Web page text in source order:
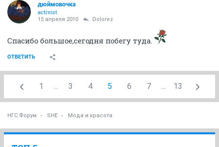
дюймовочка
activist
15 апреля 2010 Dolorez
Спасибо большое,сегодня побегу туда.
ОТВЕТИТЬ
1 ... 3 4 5 6 7 ... 13
НГС.Форум SHE Мода и красота